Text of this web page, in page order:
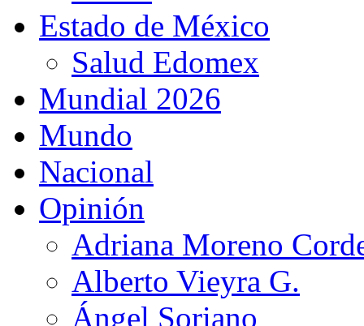
Estado de México
Salud Edomex
Mundial 2026
Mundo
Nacional
Opinión
Adriana Moreno
Alberto Vieyra G.
Ángel Soriano